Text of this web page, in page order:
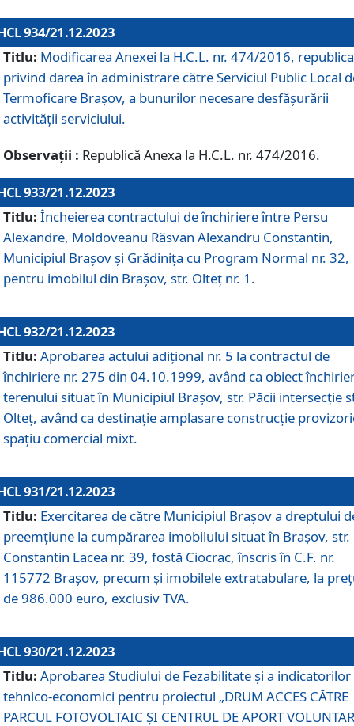
934/21.12.2023
Titlu: Modificarea Anexei la H.C.L. nr. 474/2016,
privind darea în administrare către Serviciul Public Local
Termoficare Braşov, a bunurilor necesare desfăşurării
activităţii serviciului.
Observații : Republică Anexa la H.C.L. nr. 474/2016.
933/21.12.2023
Titlu: Încheierea contractului de închiriere între Persu
Alexandre, Moldoveanu Răsvan Alexandru Constantin,
Municipiul Braşov şi Grădinița cu Program Normal nr. 32,
pentru imobilul din Brașov, str. Olteț nr. 1.
932/21.12.2023
Titlu: Aprobarea actului adițional nr. 5 la contractul de
închiriere nr. 275 din 04.10.1999, având ca obiect
terenului situat în Municipiul Brașov, str. Păcii intersecție
Olteț, având ca destinație amplasare construcție
spațiu comercial mixt.
931/21.12.2023
Titlu: Exercitarea de către Municipiul Brașov a dreptului
preemțiune la cumpărarea imobilului situat în Brașov, str.
Constantin Lacea nr. 39, fostă Ciocrac, înscris în C.F. nr.
115772 Brașov, precum și imobilele extratabulare, la
de 986.000 euro, exclusiv TVA.
930/21.12.2023
Titlu: Aprobarea Studiului de Fezabilitate și a indicatorilor
tehnico-economici pentru proiectul „DRUM ACCES CĂTRE
PARCUL FOTOVOLTAIC ȘI CENTRUL DE APORT